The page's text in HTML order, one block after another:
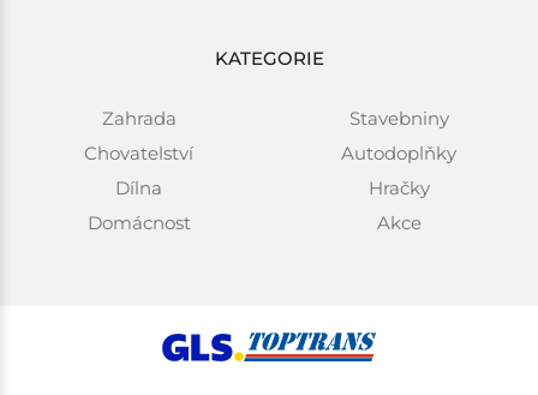
KATEGORIE
Zahrada
Chovatelství
Dílna
Domácnost
Stavebniny
Autodoplňky
Hračky
Akce